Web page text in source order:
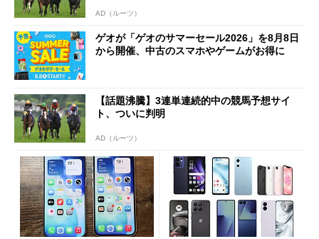
AD（ルーツ）
ゲオが「ゲオのサマーセール2026」を8月8日
から開催、中古のスマホやゲームがお得に
【話題沸騰】3連単連続的中の競馬予想サイ
ト、ついに判明
AD（ルーツ）